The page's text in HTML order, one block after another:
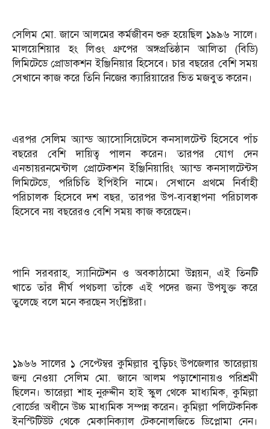
সেলিম মো. জানে আলমের কর্মজীবন শুরু হয়েছিল ১৯৯৬ সালে।
মালয়েশিয়ার হং লিওং গ্রুপের অঙ্গপ্রতিষ্ঠান আলিতা (বিডি)
লিমিটেডে প্রোডাকশন ইঞ্জিনিয়ার হিসেবে। চার বছরের বেশি সময়
সেখানে কাজ করে তিনি নিজের ক্যারিয়ারের ভিত মজবুত করেন।
এরপর সেলিম অ্যান্ড অ্যাসোসিয়েটসে কনসালটেন্ট হিসেবে পাঁচ
বছরের বেশি দায়িত্ব পালন করেন। তারপর যোগ দেন
এনভায়রনমেন্টাল প্রোটেকশন ইঞ্জিনিয়ারিং অ্যান্ড কনসালটেন্টস
লিমিটেডে, পরিচিতি ইপিইসি নামে। সেখানে প্রথমে নির্বাহী
পরিচালক হিসেবে দশ বছর, তারপর উপ-ব্যবস্থাপনা পরিচালক
হিসেবে নয় বছরেরও বেশি সময় কাজ করেছেন।
পানি সরবরাহ, স্যানিটেশন ও অবকাঠামো উন্নয়ন, এই তিনটি
খাতে তাঁর দীর্ঘ পথচলা তাঁকে এই পদের জন্য উপযুক্ত করে
তুলেছে বলে মনে করছেন সংশ্লিষ্টরা।
১৯৬৬ সালের ১ সেপ্টেম্বর কুমিল্লার বুড়িচং উপজেলার ভারেল্লায়
জন্ম নেওয়া সেলিম মো. জানে আলম পড়াশোনায়ও পরিশ্রমী
ছিলেন। ভারেল্লা শাহ নুরুদ্দীন হাই স্কুল থেকে মাধ্যমিক, কুমিল্লা
বোর্ডের অধীনে উচ্চ মাধ্যমিক সম্পন্ন করেন। কুমিল্লা পলিটেকনিক
ইনস্টিটিউট থেকে মেকানিক্যাল টেকনোলজিতে ডিপ্লোমা নেন।